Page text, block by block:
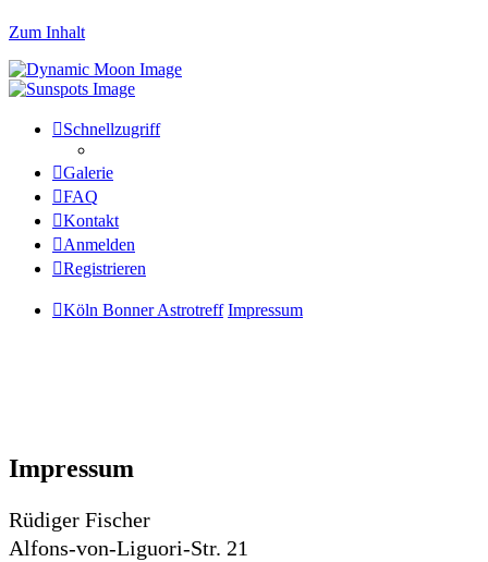
Zum Inhalt
Schnellzugriff
Galerie
FAQ
Kontakt
Anmelden
Registrieren
Köln Bonner Astrotreff Impressum
Impressum
Rüdiger Fischer
Alfons-von-Liguori-Str. 21